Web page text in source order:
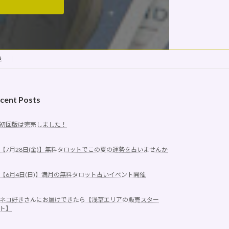
Posts
初回版は完売しました！
【7月28日(金)】無料タロットでこの夏の運勢を占いませんか
【6月4日(日)】満月の無料タロット占いイベント開催
ネコ好きさんにお届けできたら【浅草エリアの販売スター
ト】